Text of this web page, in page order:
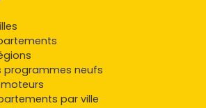
programmes neufs
par ville